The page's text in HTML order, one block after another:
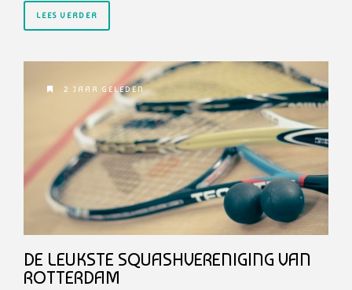
LEES VERDER
2 JAAR GELEDEN
DE LEUKSTE SQUASHVERENIGING VAN
ROTTERDAM